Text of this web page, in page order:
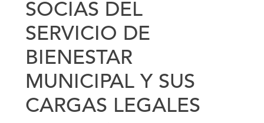
SOCIAS DEL
SERVICIO DE
BIENESTAR
MUNICIPAL Y SUS
CARGAS LEGALES